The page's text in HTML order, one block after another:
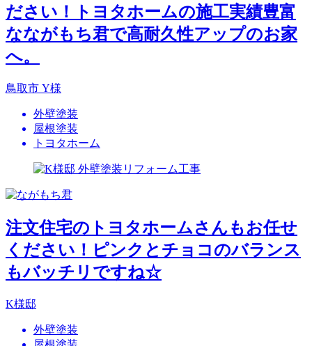
ださい！トヨタホームの施工実績豊富
なながもち君で高耐久性アップのお家
へ。
鳥取市 Y様
外壁塗装
屋根塗装
トヨタホーム
注文住宅のトヨタホームさんもお任せ
ください！ピンクとチョコのバランス
もバッチリですね☆
K様邸
外壁塗装